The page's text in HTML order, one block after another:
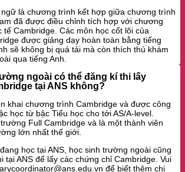
là chương trình kết hợp giữa chương trình
đã được điều chỉnh tích hợp với chương
tế Cambridge. Các môn học cốt lõi của
được giảng dạy hoàn toàn bằng tiếng
sẽ không bị quá tải mà còn thích thú khám
qua tiếng Anh.
ngoài có thể đăng kí thi lấy
tại ANS không?
khai chương trình Cambridge và được công
học từ bậc Tiểu học cho tới AS/A-level.
Full Cambridge và là một thành viên
lớn nhất thế giới.
học tại ANS, học sinh trường ngoài cũng
tại ANS để lấy các chứng chỉ Cambridge. Vui
để biết thêm chi